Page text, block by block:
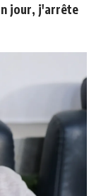
jour, j'arrête